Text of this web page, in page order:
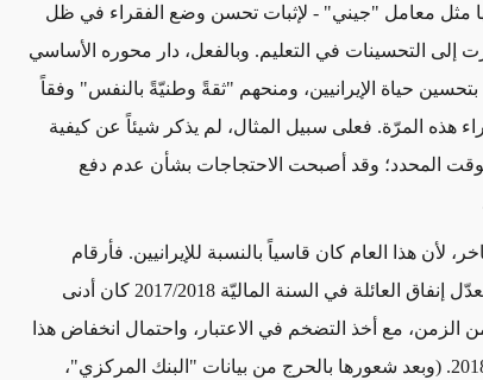
مثل معامل "جيني" - لإثبات تحسن وضع الفقراء في ظل
إلى التحسينات في التعليم. وبالفعل، دار محوره الأساسي
بتحسين حياة الإيرانيين، ومنحهم "ثقةً وطنيّةً بالنفس" وفقاً
هذه المرّة. فعلى سبيل المثال، لم يذكر شيئاً عن كيفية
المحدد؛ وقد أصبحت الاحتجاجات بشأن عدم دفع
لأن هذا العام كان قاسياً بالنسبة للإيرانيين. فأرقام
"البنك المركزي الإيراني" تُظهر أن معدّل إنفاق العائلة في السنة الماليّة 2017/2018 كان أدنى
من الزمن، مع أخذ التضخم في الاعتبار، واحتمال انخفاض هذا
الرقم ​​بحدة في السنة المالية 2018/2019. (وبعد شعورها بالحرج من بيانات "البنك المركزي"،